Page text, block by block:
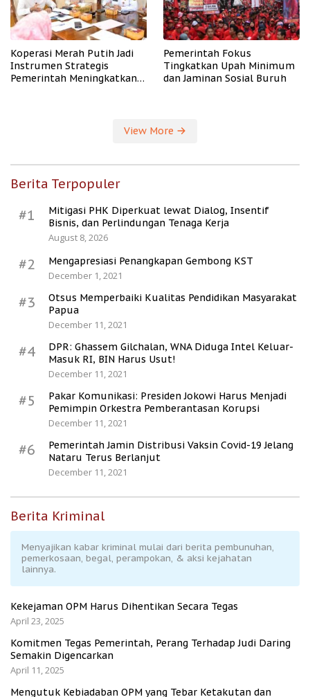
Koperasi Merah Putih Jadi
Instrumen Strategis
Pemerintah Meningkatkan
Pemerintah Fokus
Tingkatkan Upah Minimum
dan Jaminan Sosial Buruh
View More
Berita Terpopuler
#1
Mitigasi PHK Diperkuat lewat Dialog, Insentif
Bisnis, dan Perlindungan Tenaga Kerja
August 8, 2026
#2
Mengapresiasi Penangkapan Gembong KST
December 1, 2021
#3
Otsus Memperbaiki Kualitas Pendidikan Masyarakat
Papua
December 11, 2021
#4
DPR: Ghassem Gilchalan, WNA Diduga Intel Keluar-
Masuk RI, BIN Harus Usut!
December 11, 2021
#5
Pakar Komunikasi: Presiden Jokowi Harus Menjadi
Pemimpin Orkestra Pemberantasan Korupsi
December 11, 2021
#6
Pemerintah Jamin Distribusi Vaksin Covid-19 Jelang
Nataru Terus Berlanjut
December 11, 2021
Berita Kriminal
Menyajikan kabar kriminal mulai dari berita pembunuhan,
pemerkosaan, begal, perampokan, & aksi kejahatan
lainnya.
Kekejaman OPM Harus Dihentikan Secara Tegas
April 23, 2025
Komitmen Tegas Pemerintah, Perang Terhadap Judi Daring
Semakin Digencarkan
April 11, 2025
Mengutuk Kebiadaban OPM yang Tebar Ketakutan dan